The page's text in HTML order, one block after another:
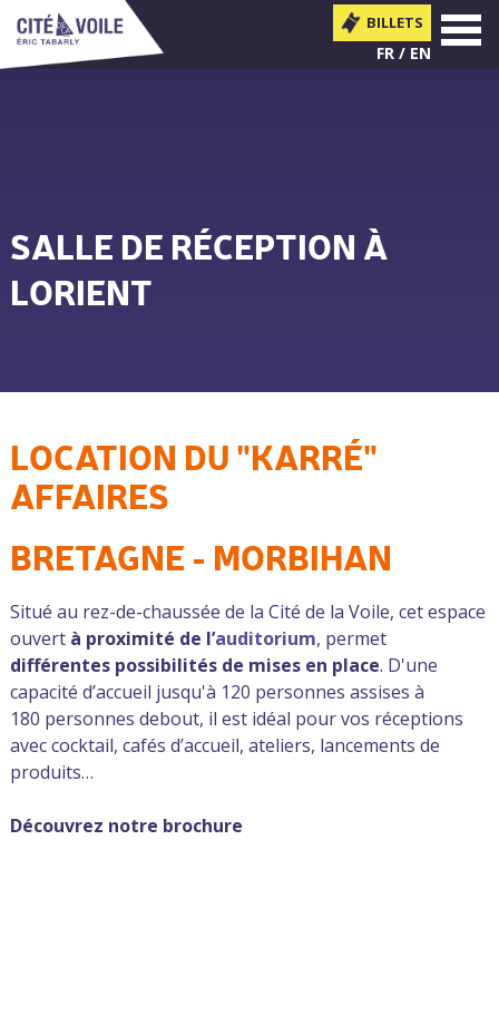
BILLETS
FR EN
MENU
SALLE DE RÉCEPTION À
LORIENT
Vous êtes ici
LOCATION DU "KARRÉ"
AFFAIRES
BRETAGNE - MORBIHAN
Situé au rez-de-chaussée de la Cité de la Voile, cet espace
ouvert à proximité de l’auditorium, permet
différentes possibilités de mises en place. D'une
capacité d’accueil jusqu'à 120 personnes assises à
180 personnes debout, il est idéal pour vos réceptions
avec cocktail, cafés d’accueil, ateliers, lancements de
produits…
Découvrez notre brochure